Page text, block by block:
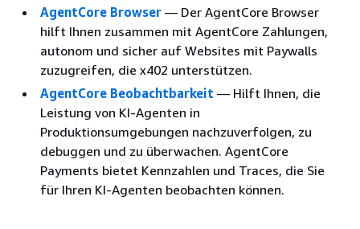
AgentCore Browser — Der AgentCore Browser
hilft Ihnen zusammen mit AgentCore Zahlungen,
autonom und sicher auf Websites mit Paywalls
zuzugreifen, die x402 unterstützen.
AgentCore Beobachtbarkeit — Hilft Ihnen, die
Leistung von KI-Agenten in
Produktionsumgebungen nachzuverfolgen, zu
debuggen und zu überwachen. AgentCore
Payments bietet Kennzahlen und Traces, die Sie
für Ihren KI-Agenten beobachten können.